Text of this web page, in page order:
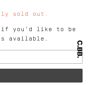
sold out.
if you'd like to be
available.